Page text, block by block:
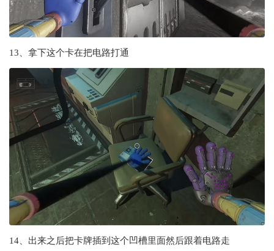
13、拿下这个卡在把电路打通
14、出来之后把卡牌插到这个凹槽里面然后跟着电路走